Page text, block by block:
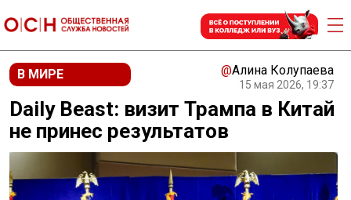
В МИРЕ @Алина Колупаева
15 мая 2026, 19:37
Daily Beast: визит Трампа в Китай
не принес результатов